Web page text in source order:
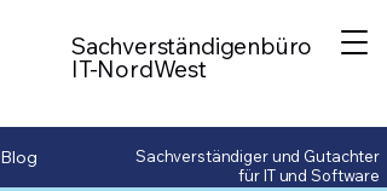
Sachverständigenbüro
IT-NordWest
Blog
Sachverständiger und Gutachter
für IT und Software